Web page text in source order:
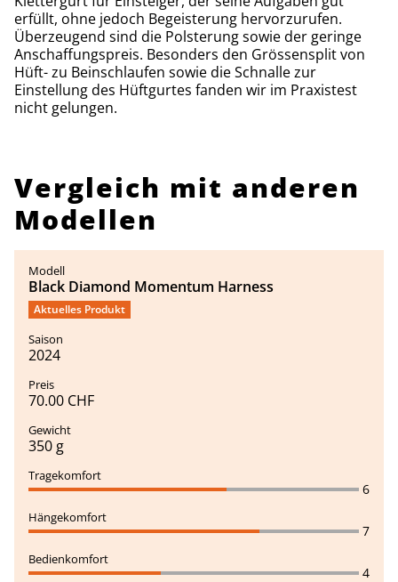
erfüllt, ohne jedoch Begeisterung hervorzurufen.
Überzeugend sind die Polsterung sowie der geringe
Anschaffungspreis. Besonders den Grössensplit von
Hüft- zu Beinschlaufen sowie die Schnalle zur
Einstellung des Hüftgurtes fanden wir im Praxistest
nicht gelungen.
Vergleich mit anderen
Modellen
Black Diamond Momentum Harness
Aktuelles Produkt
2024
70.00 CHF
350 g
6
7
4